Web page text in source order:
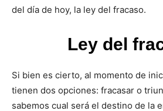
del día de hoy, la ley del fracaso.
Ley del
Si bien es cierto, al momento de
tienen dos opciones: fracasar o
sabemos cual será el destino de la